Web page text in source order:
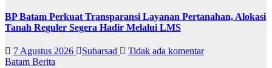
BP Batam Perkuat Transparansi Layanan Pertanahan, Alokasi
Tanah Reguler Segera Hadir Melalui LMS
7 Agustus 2026 Suharsad
Tidak ada komentar
Batam Berita